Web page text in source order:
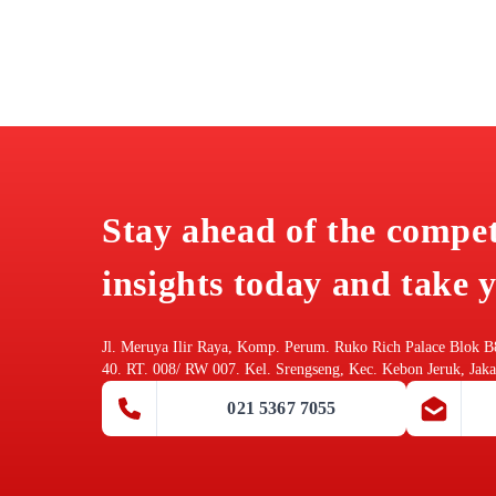
Stay ahead of the
insights today and take
Jl. Meruya Ilir Raya, Komp. Perum. Ruko Rich Palace Blok
40. RT. 008/ RW 007. Kel. Srengseng, Kec. Kebon Jeruk,
021 5367 7055